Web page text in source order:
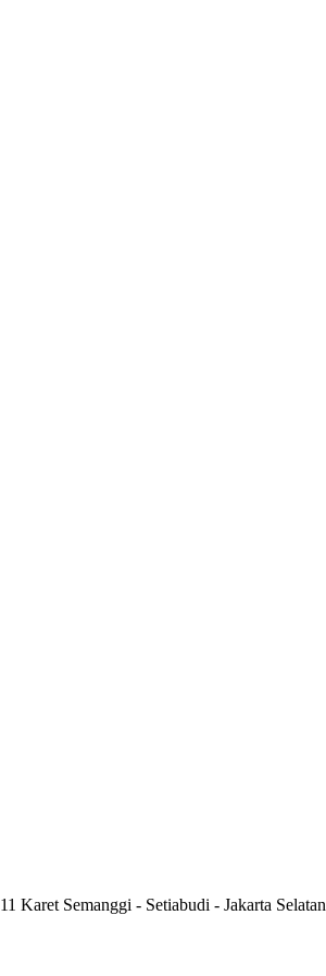
Karet Semanggi - Setiabudi - Jakarta Selatan